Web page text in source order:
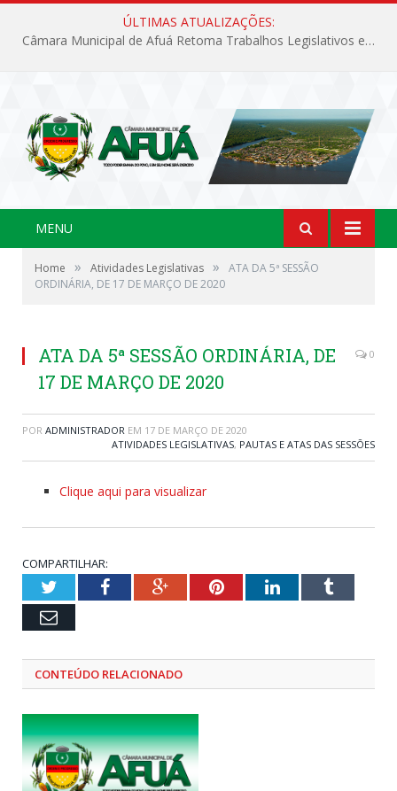
ÚLTIMAS ATUALIZAÇÕES:
Câmara Municipal de Afuá Retoma Trabalhos Legislativos em Sessão Ordinária
MENU
Home » Atividades Legislativas »
ATA DA 5ª SESSÃO
ORDINÁRIA, DE 17 DE MARÇO DE 2020
ATA DA 5ª SESSÃO ORDINÁRIA, DE
17 DE MARÇO DE 2020
0
POR ADMINISTRADOR EM 17 DE MARÇO DE 2020
ATIVIDADES LEGISLATIVAS, PAUTAS E ATAS DAS SESSÕES
Clique aqui para visualizar
COMPARTILHAR:
TwitterFacebookGoogle+PinterestLinkedInTumblr
Email
CONTEÚDO RELACIONADO